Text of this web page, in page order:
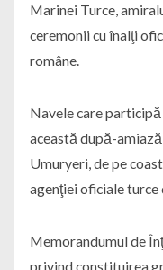
Marinei Turce,
ceremonii cu înalţi
române.
Navele care
această după-
Umuryeri, de pe
agenţiei oficiale turce
Memorandumul de
privind constituirea